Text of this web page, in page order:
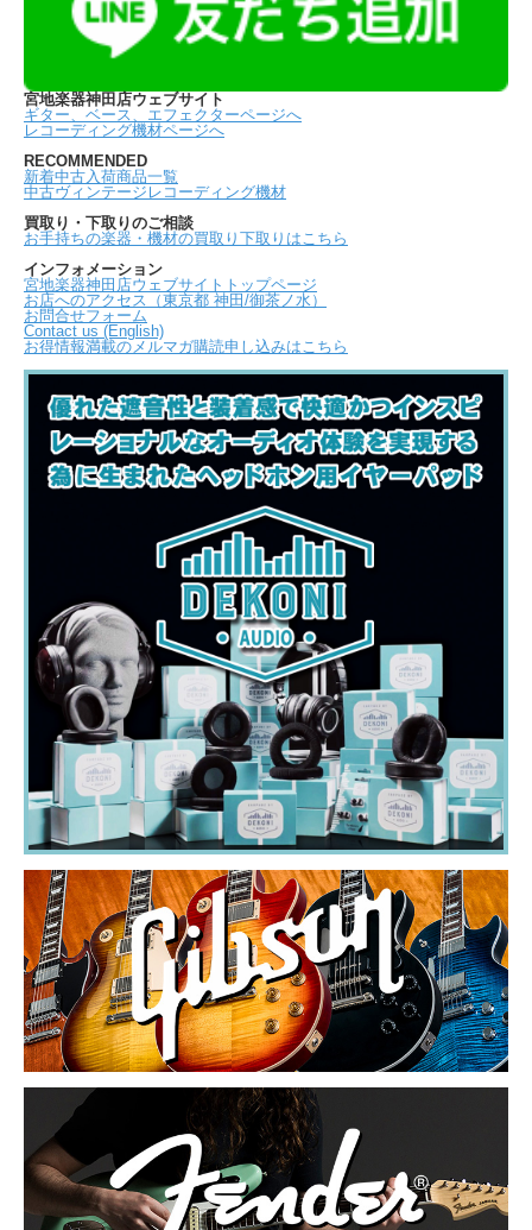
宮地楽器神田店ウェブサイト
ギター、ベース、エフェクターページへ
レコーディング機材ページへ
RECOMMENDED
新着中古入荷商品一覧
中古ヴィンテージレコーディング機材
買取り・下取りのご相談
お手持ちの楽器・機材の買取り下取りはこちら
インフォメーション
宮地楽器神田店ウェブサイトトップページ
お店へのアクセス（東京都 神田/御茶ノ水）
お問合せフォーム
Contact us (English)
お得情報満載のメルマガ購読申し込みはこちら